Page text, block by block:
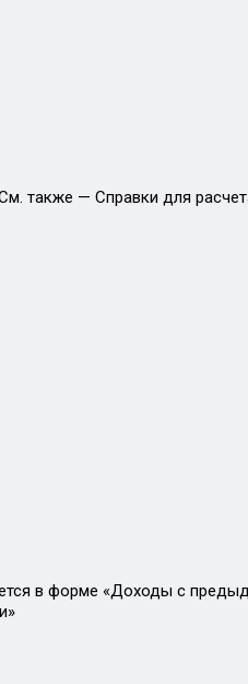
также — Справки для
в форме «Доходы с